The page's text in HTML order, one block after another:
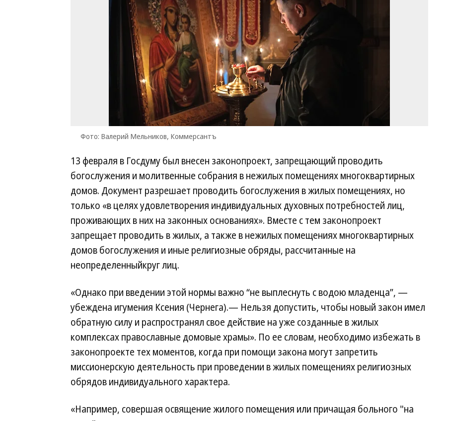
Фото: Валерий Мельников, Коммерсантъ
13 февраля в Госдуму был внесен законопроект, запрещающий проводить
богослужения и молитвенные собрания в нежилых помещениях многоквартирных
домов. Документ разрешает проводить богослужения в жилых помещениях, но
только «в целях удовлетворения индивидуальных духовных потребностей лиц,
проживающих в них на законных основаниях». Вместе с тем законопроект
запрещает проводить в жилых, а также в нежилых помещениях многоквартирных
домов богослужения и иные религиозные обряды, рассчитанные на
неопределенныйкруг лиц.
«Однако при введении этой нормы важно “не выплеснуть с водою младенца”, —
убеждена игумения Ксения (Чернега).— Нельзя допустить, чтобы новый закон имел
обратную силу и распространял свое действие на уже созданные в жилых
комплексах православные домовые храмы». По ее словам, необходимо избежать в
законопроекте тех моментов, когда при помощи закона могут запретить
миссионерскую деятельность при проведении в жилых помещениях религиозных
обрядов индивидуального характера.
«Например, совершая освящение жилого помещения или причащая больного "на